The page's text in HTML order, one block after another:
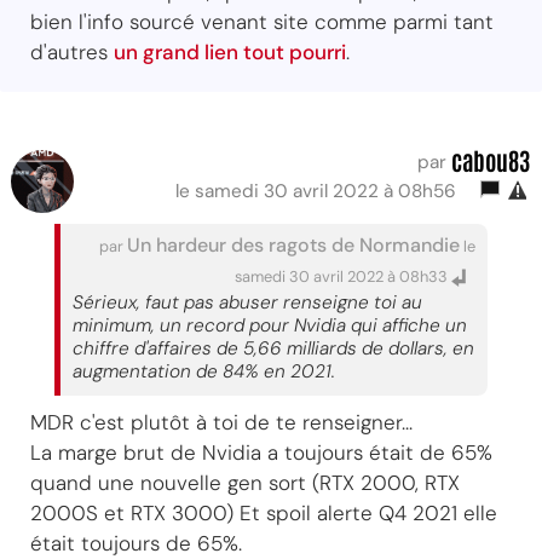
bien l'info sourcé venant site comme parmi tant
d'autres un grand lien tout pourri.
par cabou83
le samedi 30 avril 2022 à 08h56
par Un hardeur des ragots de Normandie le
samedi 30 avril 2022 à 08h33
Sérieux, faut pas abuser renseigne toi au
minimum, un record pour Nvidia qui affiche un
chiffre d'affaires de 5,66 milliards de dollars, en
augmentation de 84% en 2021.
MDR c'est plutôt à toi de te renseigner...
La marge brut de Nvidia a toujours était de 65%
quand une nouvelle gen sort (RTX 2000, RTX
2000S et RTX 3000) Et spoil alerte Q4 2021 elle
était toujours de 65%.